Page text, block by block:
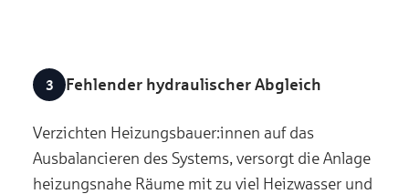
Fehlender hydraulischer Abgleich
Verzichten Heizungsbauer:innen auf das
Ausbalancieren des Systems, versorgt die Anlage
heizungsnahe Räume mit zu viel Heizwasser und